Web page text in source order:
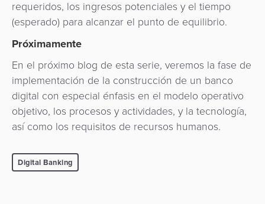
requeridos, los ingresos potenciales y el tiempo
(esperado) para alcanzar el punto de equilibrio.
Próximamente
En el próximo blog de esta serie, veremos la fase de
implementación de la construcción de un banco
digital con especial énfasis en el modelo operativo
objetivo, los procesos y actividades, y la tecnología,
así como los requisitos de recursos humanos.
Digital Banking